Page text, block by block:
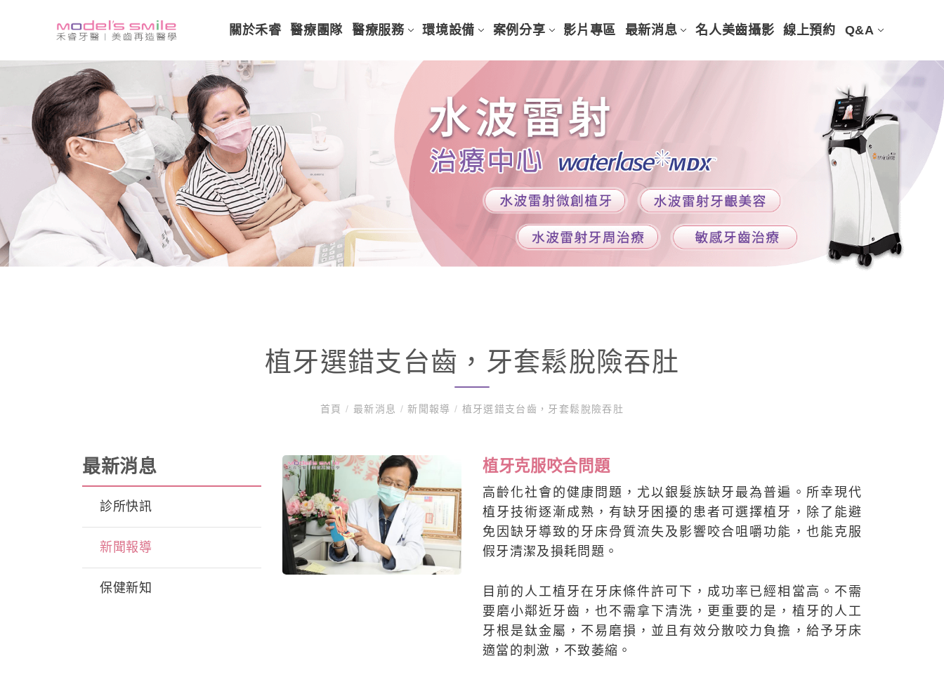
關於禾睿 醫療團隊 醫療服務 環境設備 案例分享 影片專區 最新消息 名人美齒攝影 線上預約 Q&A
植牙選錯支台齒，牙套鬆脫險吞肚
首頁/ 最新消息 / 新聞報導/ 植牙選錯支台齒，牙套鬆脫險吞肚
最新消息
診所快訊
新聞報導
保健新知
植牙克服咬合問題
高齡化社會的健康問題，尤以銀髮族缺牙最為普遍。所幸現代
植牙技術逐漸成熟，有缺牙困擾的患者可選擇植牙，除了能避
免因缺牙導致的牙床骨質流失及影響咬合咀嚼功能，也能克服
假牙清潔及損耗問題。
目前的人工植牙在牙床條件許可下，成功率已經相當高。不需
要磨小鄰近牙齒，也不需拿下清洗，更重要的是，植牙的人工
牙根是鈦金屬，不易磨損，並且有效分散咬力負擔，給予牙床
適當的刺激，不致萎縮。